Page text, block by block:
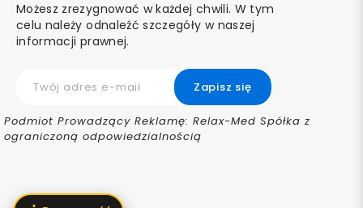
Możesz zrezygnować w każdej chwili. W tym
celu należy odnaleźć szczegóły w naszej
informacji prawnej.
Podmiot Prowadzący Reklamę: Relax-Med Spółka z
ograniczoną odpowiedzialnością